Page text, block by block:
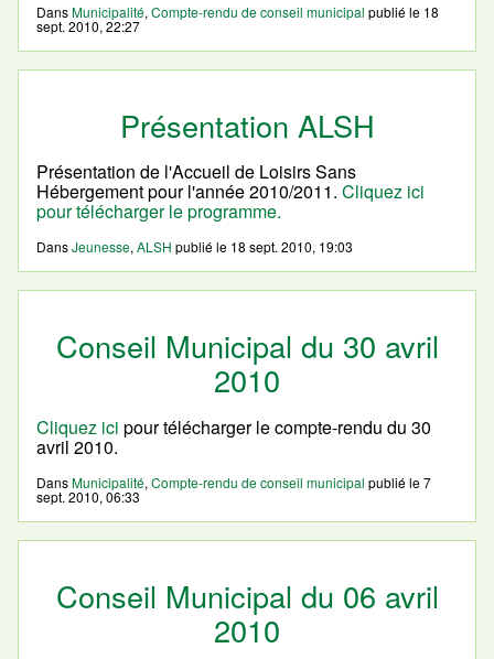
DansMunicipalité, Compte-rendu de conseil municipal publié le 18
sept. 2010, 22:27
Présentation ALSH
Présentation de l'Accueil de Loisirs Sans
Hébergement pour l'année 2010/2011. Cliquez ici
pour télécharger le programme.
DansJeunesse, ALSH publié le 18 sept. 2010, 19:03
Conseil Municipal du 30 avril
2010
Cliquez ici pour télécharger le compte-rendu du 30
avril 2010.
DansMunicipalité, Compte-rendu de conseil municipal publié le7
sept. 2010, 06:33
Conseil Municipal du 06 avril
2010